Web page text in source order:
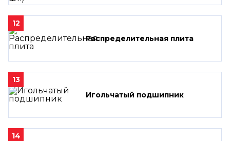
12
Распределительная плита
13
Игольчатый подшипник
14